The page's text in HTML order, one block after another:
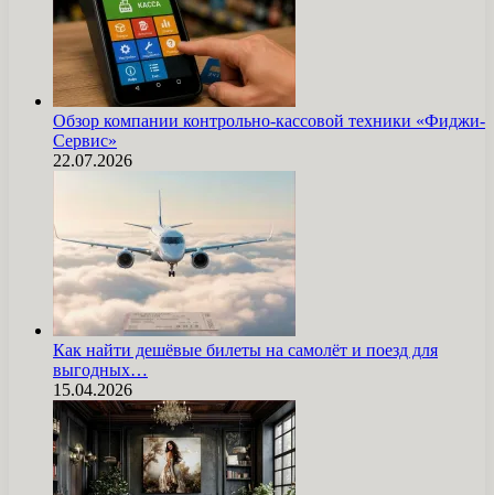
Обзор компании контрольно-кассовой техники «Фиджи-
Сервис»
22.07.2026
Как найти дешёвые билеты на самолёт и поезд для
выгодных…
15.04.2026